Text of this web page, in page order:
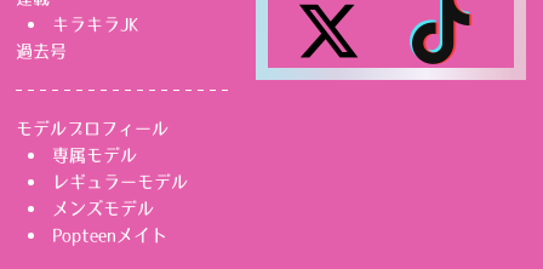
キラキラJK
過去号
モデルプロフィール
専属モデル
レギュラーモデル
メンズモデル
Popteenメイト